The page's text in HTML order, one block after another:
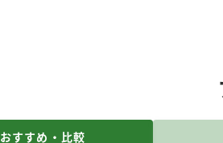
おすすめ・比較